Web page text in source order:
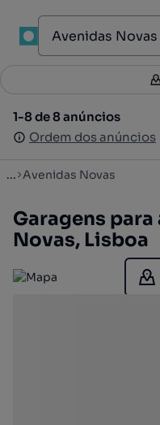
1-8 de 8 anúncios
Ordem dos anúncios
1-8 de 8 anúncios
Ordem dos anúncios
... Avenidas Novas
Garagens
Novas, Lisboa